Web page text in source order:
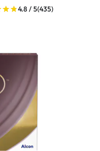
4.8 / 5(435)